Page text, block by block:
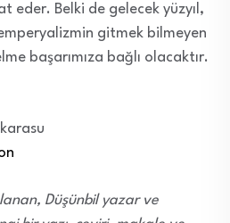
eder. Belki de gelecek yüzyıl,
gitmek bilmeyen
başarımıza bağlı olacaktır.
Düşünbil yazar ve